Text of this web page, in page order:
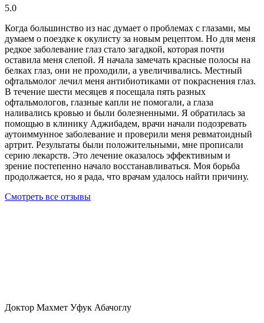
5.0
Когда большинство из нас думает о проблемах с глазами, мы
думаем о поездке к окулисту за новым рецептом. Но для меня
редкое заболевание глаз стало загадкой, которая почти
оставила меня слепой. Я начала замечать красные полосы на
белках глаз, они не проходили, а увеличивались. Местный
офтальмолог лечил меня антибиотиками от покраснения глаз.
В течение шести месяцев я посещала пять разных
офтальмологов, глазные капли не помогали, а глаза
наливались кровью и были болезненными. Я обратилась за
помощью в клинику Аджибадем, врачи начали подозревать
аутоиммунное заболевание и проверили меня ревматоидный
артрит. Результаты были положительными, мне прописали
серию лекарств. Это лечение оказалось эффективным и
зрение постепенно начало восстанавливаться. Моя борьба
продолжается, но я рада, что врачам удалось найти причину.
Смотреть все отзывы
Доктор Махмет Уфук Абачоглу